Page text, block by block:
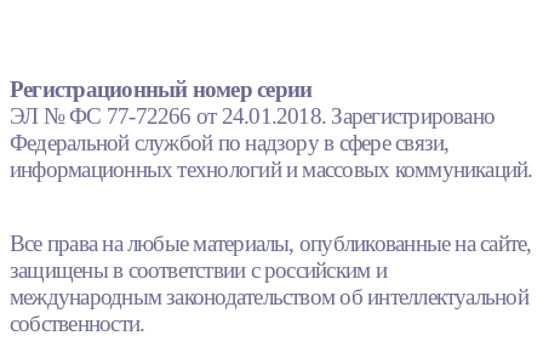
Регистрационный номер серии
ЭЛ № ФС 77-72266 от 24.01.2018. Зарегистрировано
Федеральной службой по надзору в сфере связи,
информационных технологий и массовых коммуникаций.
Все права на любые материалы, опубликованные на сайте,
защищены в соответствии с российским и
международным законодательством об интеллектуальной
собственности.